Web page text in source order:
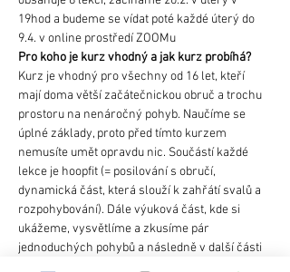
19hod a budeme se vídat poté každé úterý do
9.4. v online prostředí ZOOMu
Pro koho je kurz vhodný a jak kurz probíhá?
Kurz je vhodný pro všechny od 16 let, kteří
mají doma větší začátečnickou obruč a trochu
prostoru na nenáročný pohyb. Naučíme se
úplné základy, proto před tímto kurzem
nemusíte umět opravdu nic. Součástí každé
lekce je hoopfit (= posilování s obručí,
dynamická část, která slouží k zahřátí svalů a
rozpohybování). Dále výuková část, kde si
ukážeme, vysvětlíme a zkusíme pár
jednoduchých pohybů a následně v další části